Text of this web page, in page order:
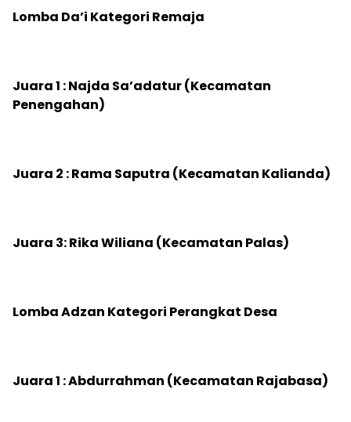
‎Lomba Da’i Kategori Remaja
‎Juara 1 : Najda Sa’adatur (Kecamatan
Penengahan)
‎Juara 2 : Rama Saputra (Kecamatan Kalianda)
‎Juara 3: Rika Wiliana (Kecamatan Palas)
‎Lomba Adzan Kategori Perangkat Desa
‎Juara 1 : Abdurrahman (Kecamatan Rajabasa)